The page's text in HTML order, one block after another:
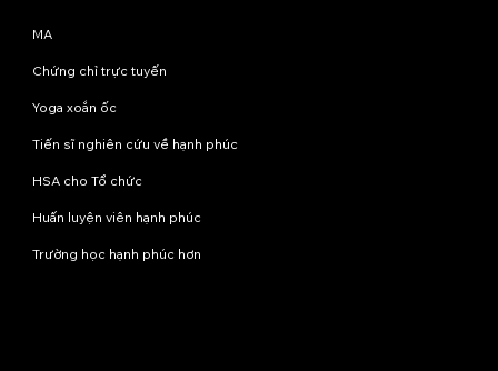
MA
Chứng chỉ trực tuyến
Yoga xoắn ốc
Tiến sĩ nghiên cứu về hạnh phúc
HSA cho Tổ chức
Huấn luyện viên hạnh phúc
Trường học hạnh phúc hơn